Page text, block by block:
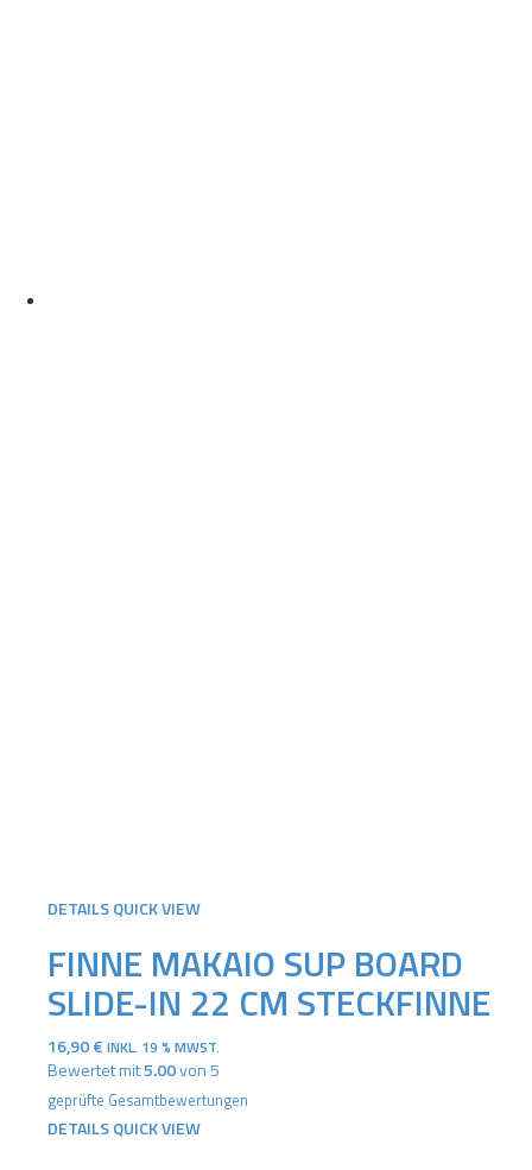
DETAILSQUICK VIEW
FINNE MAKAIO SUP BOARD
SLIDE-IN 22 CM STECKFINNE
16,90€ INKL. 19 % MWST.
Bewertet mit5.00von 5
geprüfte Gesamtbewertungen
DETAILSQUICK VIEW